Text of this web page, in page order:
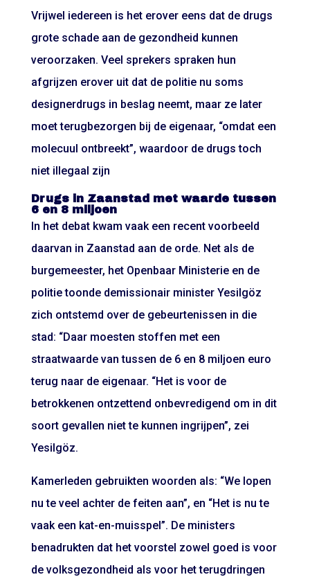
Vrijwel iedereen is het erover eens dat de drugs
grote schade aan de gezondheid kunnen
veroorzaken. Veel sprekers spraken hun
afgrijzen erover uit dat de politie nu soms
designerdrugs in beslag neemt, maar ze later
moet terugbezorgen bij de eigenaar, “omdat een
molecuul ontbreekt”, waardoor de drugs toch
niet illegaal zijn
Drugs in Zaanstad met waarde tussen
6 en 8 miljoen
In het debat kwam vaak een recent voorbeeld
daarvan in Zaanstad aan de orde. Net als de
burgemeester, het Openbaar Ministerie en de
politie toonde demissionair minister Yesilgöz
zich ontstemd over de gebeurtenissen in die
stad: “Daar moesten stoffen met een
straatwaarde van tussen de 6 en 8 miljoen euro
terug naar de eigenaar. “Het is voor de
betrokkenen ontzettend onbevredigend om in dit
soort gevallen niet te kunnen ingrijpen”, zei
Yesilgöz.
Kamerleden gebruikten woorden als: “We lopen
nu te veel achter de feiten aan”, en “Het is nu te
vaak een kat-en-muisspel”. De ministers
benadrukten dat het voorstel zowel goed is voor
de volksgezondheid als voor het terugdringen